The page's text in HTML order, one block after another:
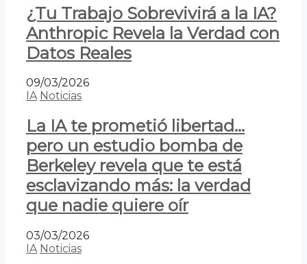
¿Tu Trabajo Sobrevivirá a la IA?
Anthropic Revela la Verdad con
Datos Reales
09/03/2026
IA Noticias
La IA te prometió libertad…
pero un estudio bomba de
Berkeley revela que te está
esclavizando más: la verdad
que nadie quiere oír
03/03/2026
IA Noticias